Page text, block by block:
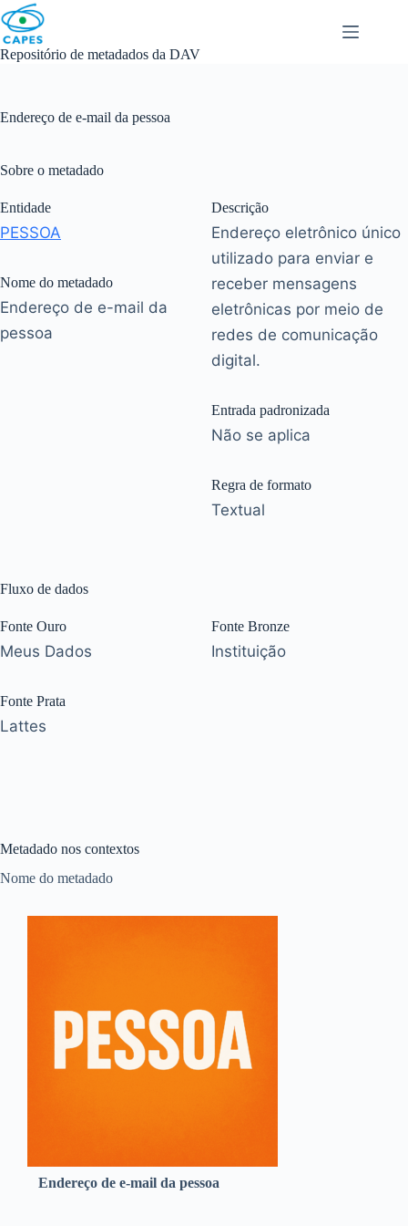
Skip
to
content
Repositório de metadados da DAV
Endereço de e-mail da pessoa
Sobre o metadado
Entidade
PESSOA
Nome do metadado
Endereço de e-mail da
pessoa
Descrição
Endereço eletrônico único
utilizado para enviar e
receber mensagens
eletrônicas por meio de
redes de comunicação
digital.
Entrada padronizada
Não se aplica
Regra de formato
Textual
Fluxo de dados
Fonte Ouro
Meus Dados
Fonte Prata
Lattes
Fonte Bronze
Instituição
Metadado nos contextos
Nome do metadado
Endereço de e-mail da pessoa